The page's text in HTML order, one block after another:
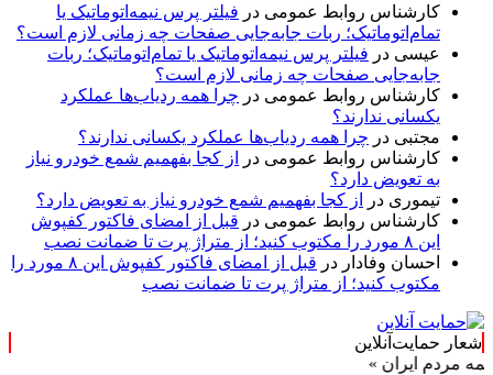
کارشناس روابط عمومی در فیلتر پرس نیمه‌اتوماتیک یا
تمام‌اتوماتیک؛ ربات جابه‌جایی صفحات چه زمانی لازم است؟
عیسی در فیلتر پرس نیمه‌اتوماتیک یا تمام‌اتوماتیک؛ ربات
جابه‌جایی صفحات چه زمانی لازم است؟
کارشناس روابط عمومی در چرا همه ردیاب‌ها عملکرد
یکسانی ندارند؟
مجتبی در چرا همه ردیاب‌ها عملکرد یکسانی ندارند؟
کارشناس روابط عمومی در
از کجا بفهمیم شمع خودرو نیاز
به تعویض دارد؟
تیموری در
از کجا بفهمیم شمع خودرو نیاز به تعویض دارد؟
کارشناس روابط عمومی در قبل از امضای فاکتور کفپوش
این ۸ مورد را مکتوب کنید؛ از متراژ پرت تا ضمانت نصب
احسان وفادار در
قبل از امضای فاکتور کفپوش این ۸ مورد را
مکتوب کنید؛ از متراژ پرت تا ضمانت نصب
شعار حمایت‌آنلاین
ایران »